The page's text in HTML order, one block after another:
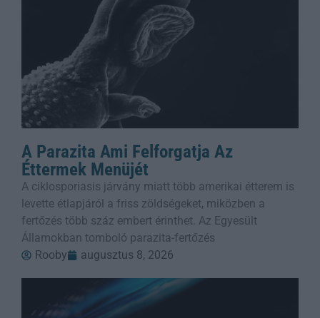
A Parazita Ami Felforgatja Az
Éttermek Menüjét
A ciklosporiasis járvány miatt több amerikai étterem is
levette étlapjáról a friss zöldségeket, miközben a
fertőzés több száz embert érinthet. Az Egyesült
Államokban tomboló parazita-fertőzés
Rooby
augusztus 8, 2026